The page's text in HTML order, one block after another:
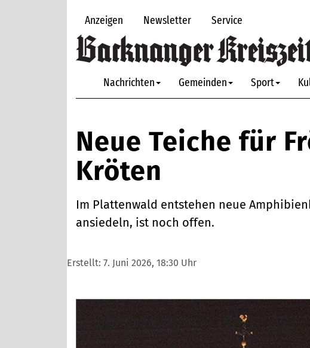
Anzeigen Newsletter Service
Nachrichten Gemeinden Sport
Neue Teiche für
Kröten
Im Plattenwald entstehen neue
ansiedeln, ist noch offen.
Erstellt: 7. Juni 2026, 18:30 Uhr